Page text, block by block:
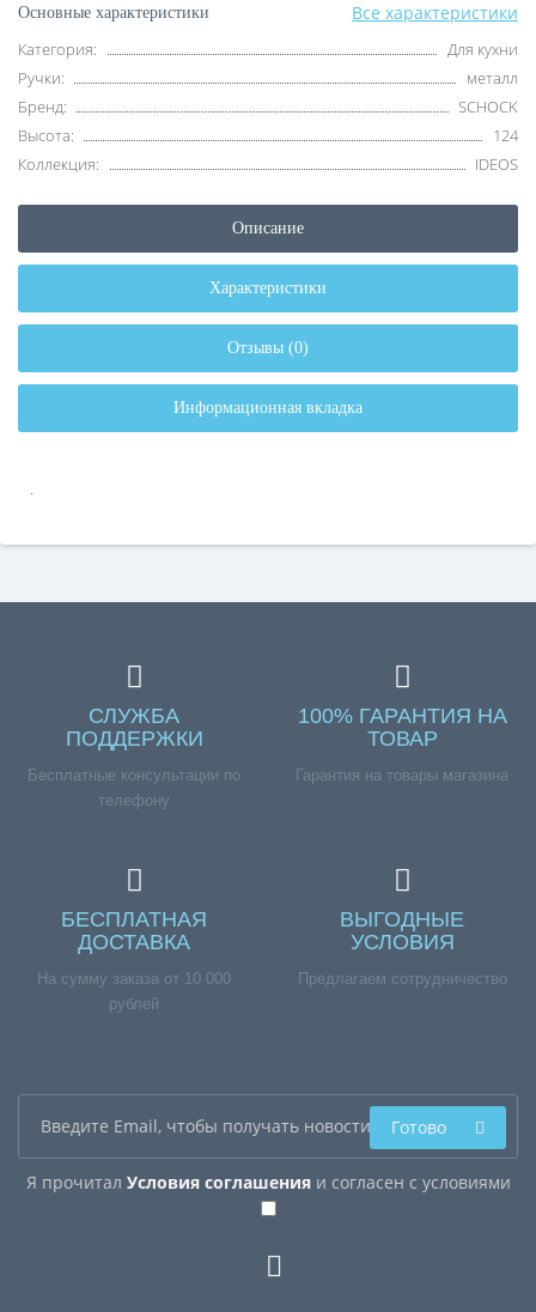
Основные характеристики Все характеристики
Категория:
Для кухни
Ручки:
металл
Бренд:
SCHOCK
Высота:
124
Коллекция:
IDEOS
Описание
Характеристики
Отзывы (0)
Информационная вкладка
.
СЛУЖБА
ПОДДЕРЖКИ
Бесплатные консультации по
телефону
100% ГАРАНТИЯ НА
ТОВАР
Гарантия на товары магазина
БЕСПЛАТНАЯ
ДОСТАВКА
На сумму заказа от 10 000
рублей
ВЫГОДНЫЕ
УСЛОВИЯ
Предлагаем сотрудничество
Я прочитал Условия соглашенияи согласен с условиями
Готово